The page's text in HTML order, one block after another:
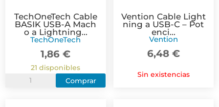
TechOneTech Cable
BASIK USB-A Mach
o a Lightning...
TechOneTech
1,86€
21 disponibles
TechOneTech
Comprar
Vention Cable Light
ning a USB-C – Pot
enci...
Vention
6,48 €
Sin existencias